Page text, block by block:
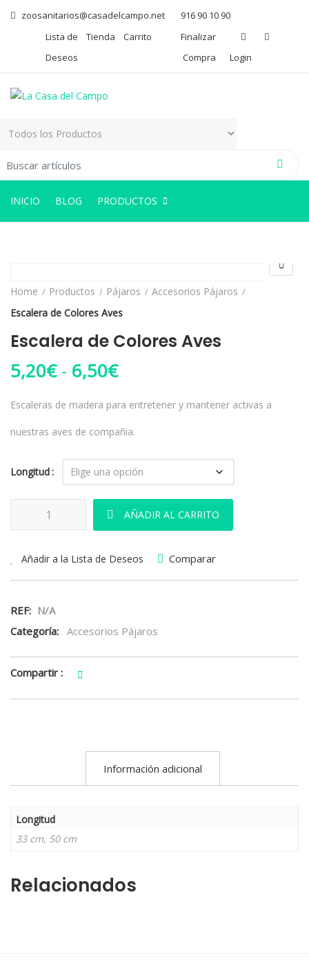
zoosanitarios@casadelcampo.net
916 90 10 90
Lista de
Deseos
Tienda Carrito
Finalizar
Compra
Login
INICIO BLOG PRODUCTOS
Home Productos Pájaros
Accesorios Pájaros
Escalera de Colores Aves
Escalera de Colores Aves
5,20€ - 6,50€Rango de precios:
Escaleras de madera para entretener y mantener activas a
nuestras aves de compañia.
Longitud
Escalera de Colores Aves cantidad
AÑADIR AL CARRITO
Añadir a la Lista de Deseos Comparar
REF: N/A
Categoría: Accesorios Pájaros
Compartir :
Información adicional
Longitud
33 cm, 50 cm
Relacionados